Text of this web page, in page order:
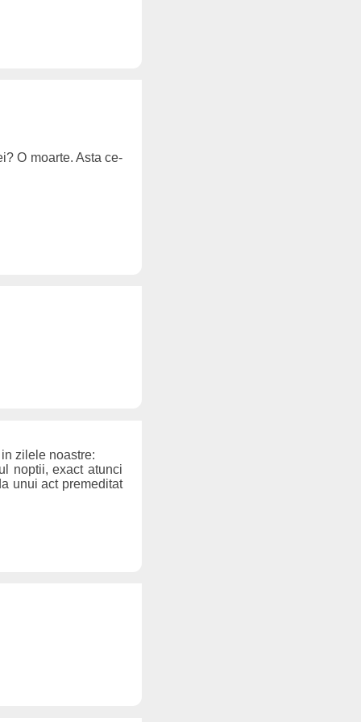
O moarte. Asta ce-
zilele noastre:
noptii, exact atunci
unui act premeditat